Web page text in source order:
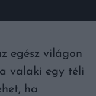
egész világon
valaki egy téli
ha